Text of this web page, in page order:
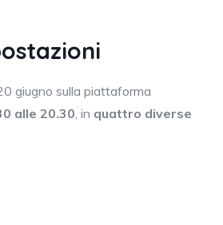
giugno sulla piattaforma
alle 20.30, in quattro diverse